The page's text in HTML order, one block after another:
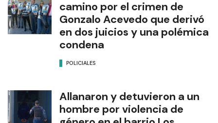
camino por el crimen de
Gonzalo Acevedo que derivó
en dos juicios y una polémica
condena
POLICIALES
Allanaron y detuvieron a un
hombre por violencia de